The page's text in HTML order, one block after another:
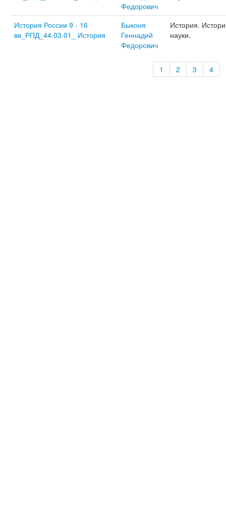
Федорович
История России 9 - 16
вв_РПД_44.03.01_ История
Быконя
Геннадий
Федорович
История.
науки.
1 2 3 4